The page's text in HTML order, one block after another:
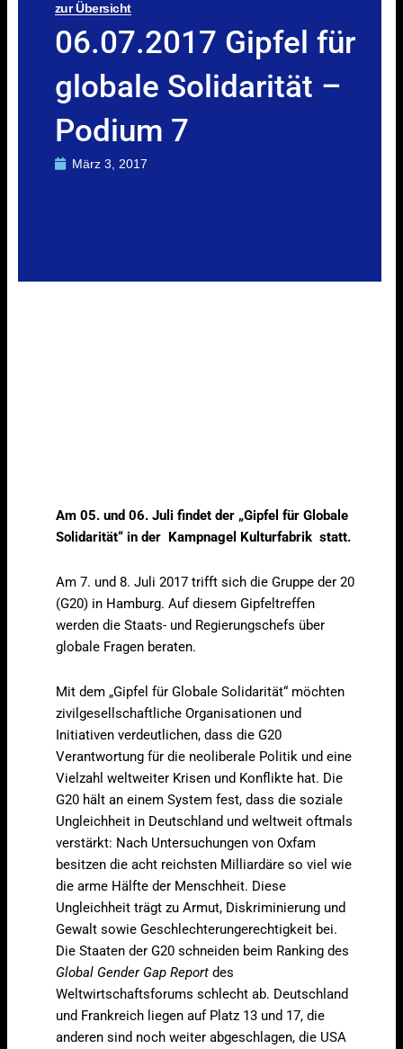
zur Übersicht
06.07.2017 Gipfel für
globale Solidarität –
Podium 7
März 3, 2017
Am 05. und 06. Juli findet der „Gipfel für Globale
Solidarität“ in der Kampnagel Kulturfabrik statt.
Am 7. und 8. Juli 2017 trifft sich die Gruppe der 20
(G20) in Hamburg. Auf diesem Gipfeltreffen
werden die Staats- und Regierungschefs über
globale Fragen beraten.
Mit dem „Gipfel für Globale Solidarität“ möchten
zivilgesellschaftliche Organisationen und
Initiativen verdeutlichen, dass die G20
Verantwortung für die neoliberale Politik und eine
Vielzahl weltweiter Krisen und Konflikte hat. Die
G20 hält an einem System fest, dass die soziale
Ungleichheit in Deutschland und weltweit oftmals
verstärkt: Nach Untersuchungen von Oxfam
besitzen die acht reichsten Milliardäre so viel wie
die arme Hälfte der Menschheit. Diese
Ungleichheit trägt zu Armut, Diskriminierung und
Gewalt sowie Geschlechterungerechtigkeit bei.
Die Staaten der G20 schneiden beim Ranking des
Global Gender Gap Report des
Weltwirtschaftsforums schlecht ab. Deutschland
und Frankreich liegen auf Platz 13 und 17, die
anderen sind noch weiter abgeschlagen, die USA